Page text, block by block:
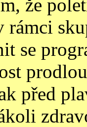
že
rámci
se
před